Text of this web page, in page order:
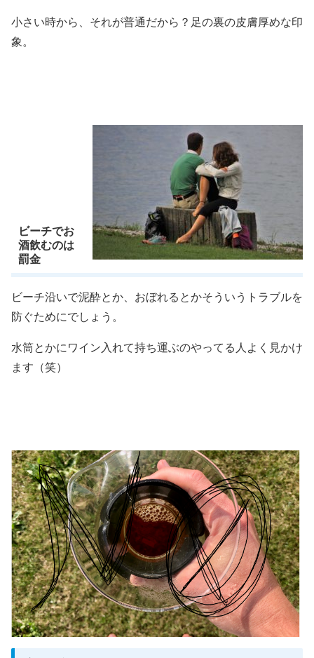
小さい時から、それが普通だから？足の裏の皮膚厚めな印
象。
ビーチでお
酒飲むのは
罰金
ビーチ沿いで泥酔とか、おぼれるとかそういうトラブルを
防ぐためにでしょう。
水筒とかにワイン入れて持ち運ぶのやってる人よく見かけ
ます（笑）